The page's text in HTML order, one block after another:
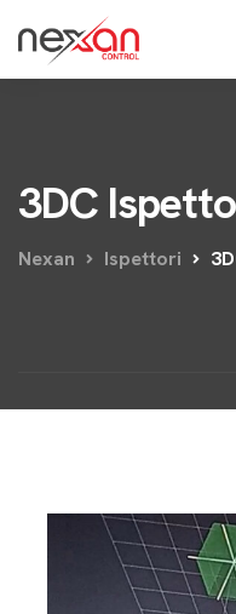
3DC
Nexan Ispettori